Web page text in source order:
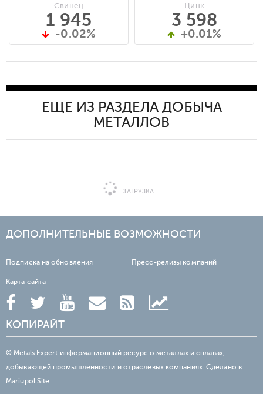
Свинец
1 945
-0.02%
Цинк
3 598
+0.01%
ЕЩЕ ИЗ РАЗДЕЛА ДОБЫЧА
МЕТАЛЛОВ
ЗАГРУЗКА...
ДОПОЛНИТЕЛЬНЫЕ ВОЗМОЖНОСТИ
Подписка на обновления Пресс-релизы компаний
Карта сайта
КОПИРАЙТ
© Metals Expert информационный ресурс о металлах и сплавах,
добывающей промышленности и отраслевых компаниях. Сделано в
Mariupol.Site